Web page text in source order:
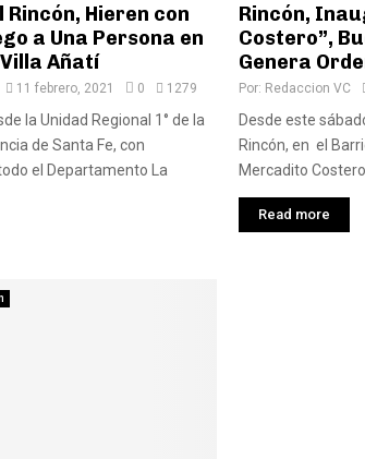
Rincón, Hieren con
a Una Persona en
Añatí
11 febrero, 2021 0 1279
la Unidad Regional 1° de la
de Santa Fe, con
el Departamento La
Rincón,
Costero”,
Genera
Por: Redaccion VC
Desde este
Rincón, en el
Mercadito
Read more